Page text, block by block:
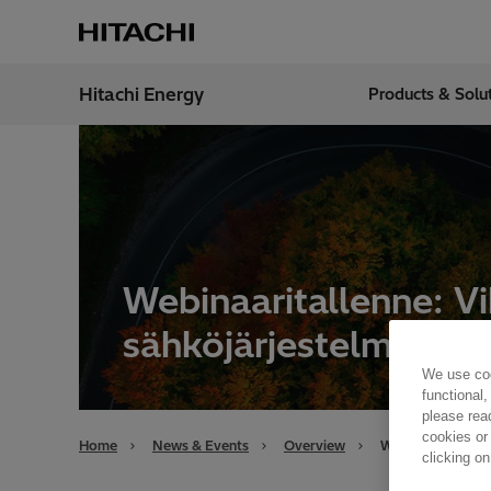
Hitachi Energy Products &
Webinaaritallenne:
sähköjärjestelmän
Home News & Events Overview
We use
please
cookies
clicking